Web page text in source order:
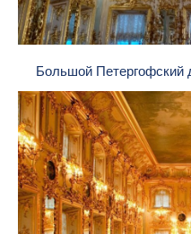
Большой Петергофский